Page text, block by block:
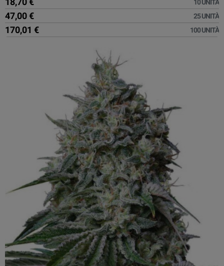
10 UNITÀ
47,00 € 25 UNITÀ
170,01 € 100 UNITÀ